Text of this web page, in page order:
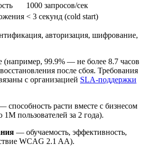
1000 запросов/сек
< 3 секунд (cold start)
авторизация, шифрование,
99.9% — не более 8.7 часов
после сбоя. Требования
с организацией SLA-поддержки
способность расти вместе с бизнесом
пользователей за 2 года).
— обучаемость, эффективность,
WCAG 2.1 AA).